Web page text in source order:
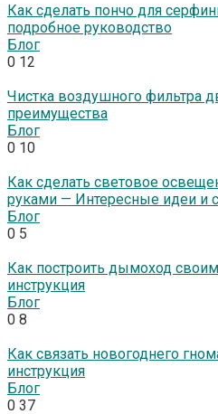
Как сделать пончо для
подробное руководство
Блог
0 12
Чистка воздушного фильтра
преимущества
Блог
0 10
Как сделать световое
руками — Интересные идеи и
Блог
0 5
Как построить дымоход
инструкция
Блог
0 8
Как связать новогоднего
инструкция
Блог
0 37